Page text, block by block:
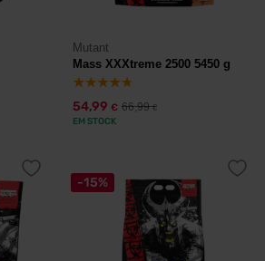
Mutant
Mass XXXtreme 2500 5450 g
54,99 € 66,99€
EM STOCK
-15%